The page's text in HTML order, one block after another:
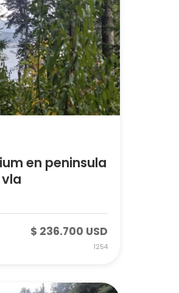
en peninsula
$ 236.700 USD
1254